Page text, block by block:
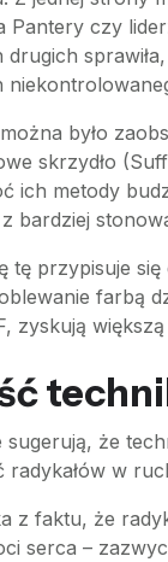
Pantery czy
było
skrzydło
ich metody
bardziej
tę przypisuje
farbą
zyskują
sugerują, że
radykałów w
z faktu, że
serca –